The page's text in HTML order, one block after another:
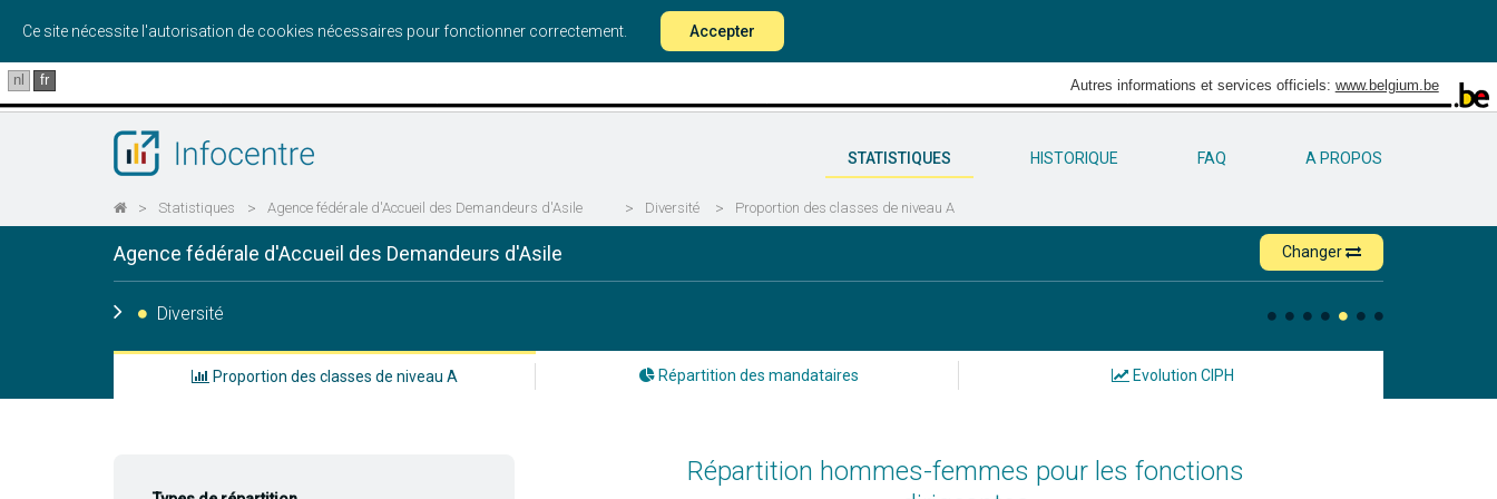
Ce site nécessite l'autorisation de cookies nécessaires pour fonctionner correctement. Accepter
nl fr Autres informations et services officiels: www.belgium.be
STATISTIQUES HISTORIQUE FAQ A PROPOS
> Statistiques > Agence fédérale d'Accueil des Demandeurs d'Asile > Diversité > Proportion des classes de niveau A
Agence fédérale d'Accueil des Demandeurs d'Asile Changer
Diversité
Proportion des classes de niveau A Répartition des mandataires Evolution CIPH
Répartition hommes-femmes pour les fonctions